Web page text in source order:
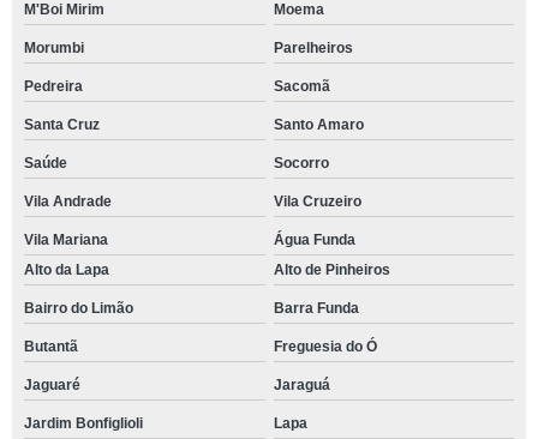
M'Boi Mirim Moema
Morumbi Parelheiros
Pedreira Sacomã
Santa Cruz Santo Amaro
Saúde Socorro
Vila Andrade Vila Cruzeiro
Vila Mariana
Água Funda
Alto da Lapa
Alto de Pinheiros
Bairro do Limão Barra Funda
Butantã Freguesia do Ó
Jaguaré Jaraguá
Jardim Bonfiglioli Lapa